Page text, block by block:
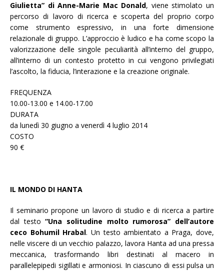
Giulietta” di Anne-Marie Mac Donald, viene stimolato un
percorso di lavoro di ricerca e scoperta del proprio corpo
come strumento espressivo, in una forte dimensione
relazionale di gruppo. L’approccio è ludico e ha come scopo la
valorizzazione delle singole peculiarità all’interno del gruppo,
all’interno di un contesto protetto in cui vengono privilegiati
l’ascolto, la fiducia, l’interazione e la creazione originale.
FREQUENZA
10.00-13.00 e 14.00-17.00
DURATA
da lunedì 30 giugno a venerdì 4 luglio 2014
COSTO
90 €
IL MONDO DI HANTA
Il seminario propone un lavoro di studio e di ricerca a partire
dal testo“Una solitudine molto rumorosa” dell’autore
ceco Bohumil Hrabal. Un testo ambientato a Praga, dove,
nelle viscere di un vecchio palazzo, lavora Hanta ad una pressa
meccanica, trasformando libri destinati al macero in
parallelepipedi sigillati e armoniosi. In ciascuno di essi pulsa un